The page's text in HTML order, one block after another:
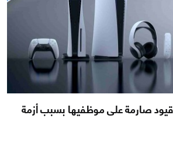
صارمة على موظفيها بسبب أزمة